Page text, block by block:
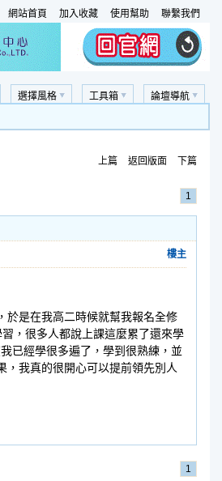
網站首頁 加入收藏 使用幫助 聯繫我們
論壇導航
工具箱
選擇風格
上篇 返回版面 下篇
1
樓主
於是在我高二時候就幫我報名全修
，很多人都說上課這麼累了還來學
已經學很多遍了，學到很熟練，並
，我真的很開心可以提前領先別人
1